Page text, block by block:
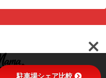
駐車場シェア比較